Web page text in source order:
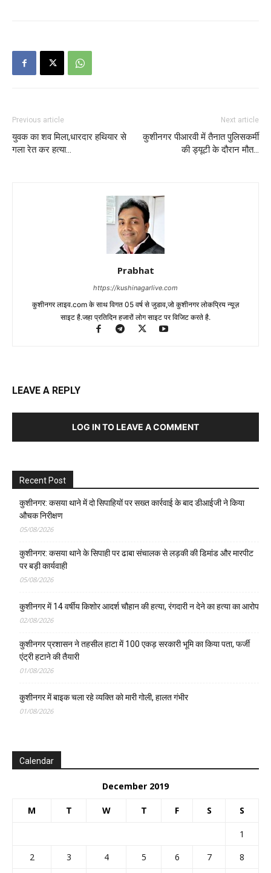
Previous article
युवक का शव मिला,धारदार हथियार से
गला रेत कर हत्या…
Next article
कुशीनगर पीआरवी में तैनात पुलिसकर्मी
की ड्यूटी के दौरान मौत…
Prabhat
https://kushinagarlive.com
कुशीनगर लाइव.com के साथ विगत 05 वर्ष से जुडाव,जो कुशीनगर लोकप्रिय न्यूज़
साइट है.जहा प्रतिदिन हजारों लोग साइट पर विजिट करते है.
LEAVE A REPLY
LOG IN TO LEAVE A COMMENT
Recent Post
कुशीनगर: कसया थाने में दो सिपाहियों पर सख्त कार्रवाई के बाद डीआईजी ने किया
औचक निरीक्षण
05/08/2026
कुशीनगर: कसया थाने के सिपाही पर ढाबा संचालक से लड़की की डिमांड और मारपीट
पर बड़ी कार्यवाही
05/08/2026
कुशीनगर में 14 वर्षीय किशोर आदर्श चौहान की हत्या, रंगदारी न देने का हत्या का आरोप
02/08/2026
कुशीनगर प्रशासन ने तहसील हाटा में 100 एकड़ सरकारी भूमि का किया पता, फर्जी
एंट्री हटाने की तैयारी
01/08/2026
कुशीनगर में बाइक चला रहे व्यक्ति को मारी गोली, हालत गंभीर
01/08/2026
Calendar
December 2019
M T W T F S S
1
2
3 4 5 6 7
8